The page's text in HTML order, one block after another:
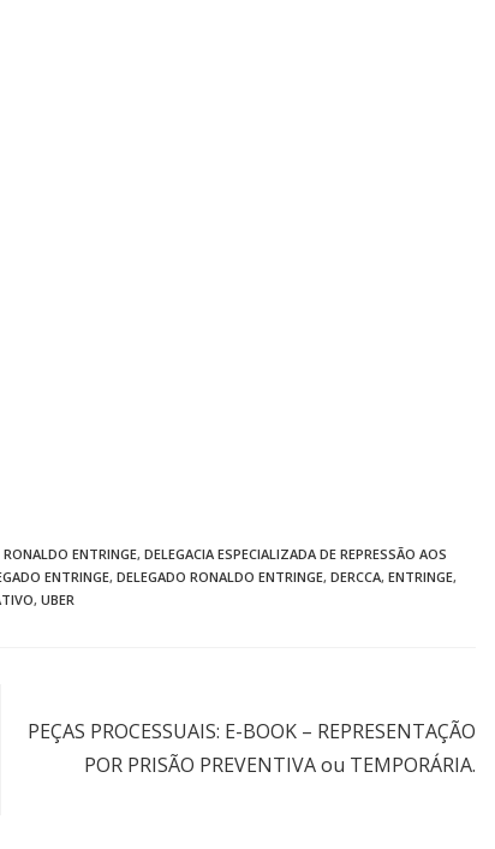
RONALDO ENTRINGE, DELEGACIA ESPECIALIZADA DE REPRESSÃO AOS
ENTRINGE, DELEGADO RONALDO ENTRINGE, DERCCA, ENTRINGE,
, UBER
PEÇAS PROCESSUAIS: E-BOOK – REPRESENTAÇÃO
POR PRISÃO PREVENTIVA ou TEMPORÁRIA.